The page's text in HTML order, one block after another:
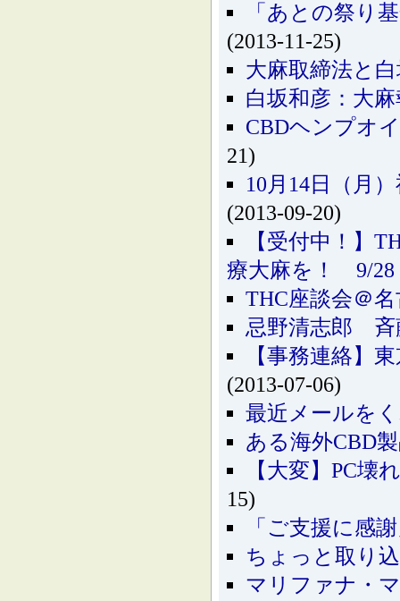
「あとの祭り
(2013-11-25)
大麻取締法と
白坂和彦：大
CBDヘンプオ
21)
10月14日（月
(2013-09-20)
【受付中！】
療大麻を！ 9/28
THC座談会＠
忌野清志郎
【事務連絡】
(2013-07-06)
最近メールを
ある海外CBD
【大変】PC壊
15)
「ご支援に感
ちょっと取り
マリファナ・